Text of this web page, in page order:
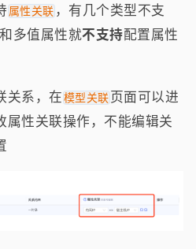
属性关联，有几个类型不支
多值属性就不支持配置属性
关系，在模型关联页面可以进
属性关联操作，不能编辑关